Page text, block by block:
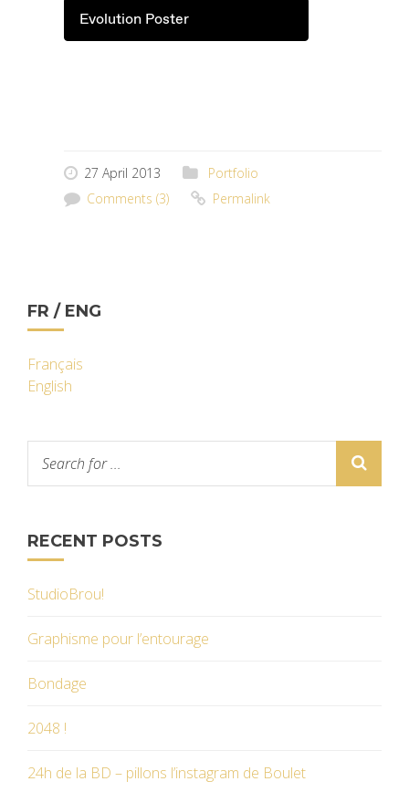
Evolution Poster
27 April 2013
Portfolio
Comments (3)
Permalink
FR / ENG
Français
English
RECENT POSTS
StudioBrou!
Graphisme pour l’entourage
Bondage
2048 !
24h de la BD – pillons l’instagram de Boulet